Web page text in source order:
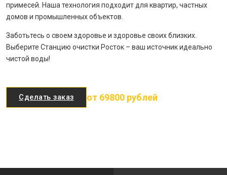
примесей. Наша технология подходит для квартир, частных
домов и промышленных объектов.
Заботьтесь о своем здоровье и здоровье своих близких.
Выберите Станцию очистки Росток – ваш источник идеально
чистой воды!
Сделать заказ от 69800 рублей